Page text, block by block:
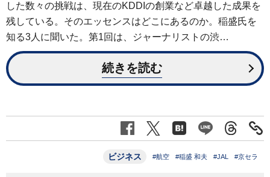
した数々の挑戦は、現在のKDDIの創業など卓越した成果を
残している。そのエッセンスはどこにあるのか。稲盛氏を
知る3人に聞いた。第1回は、ジャーナリストの渋…
続きを読む
ビジネス #航空 #稲盛 和夫 #JAL #京セラ